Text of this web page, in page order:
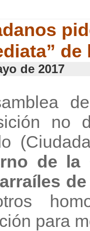
de 2017
no
de la
para